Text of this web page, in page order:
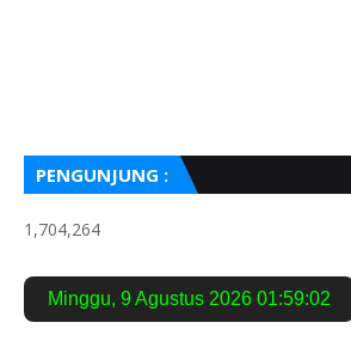
PENGUNJUNG :
1,704,264
Minggu, 9 Agustus 2026 01:59:04